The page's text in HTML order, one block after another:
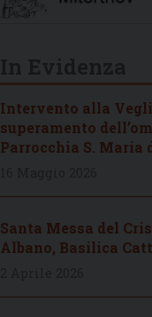
Intervento alla
superamento
Parrocchia S. Maria
Santa Messa del
Albano, Basilica